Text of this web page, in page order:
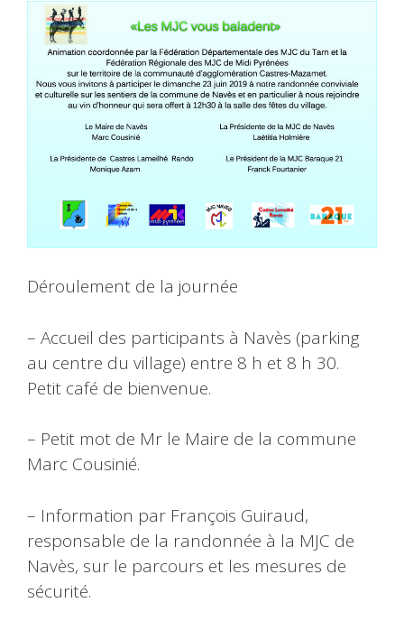
Déroulement de la journée
– Accueil des participants à Navès (parking
au centre du village) entre 8 h et 8 h 30.
Petit café de bienvenue.
– Petit mot de Mr le Maire de la commune
Marc Cousinié.
– Information par François Guiraud,
responsable de la randonnée à la MJC de
Navès, sur le parcours et les mesures de
sécurité.